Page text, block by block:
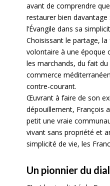
avant de comprendre
restaurer bien davantage
l’Évangile dans sa
Choisissant le partage,
volontaire à une époque
les marchands, du fait
commerce
contre-courant.
Œuvrant à faire de son
dépouillement, François
petit une vraie
vivant sans propriété et
simplicité de vie, les
Un pionnier du